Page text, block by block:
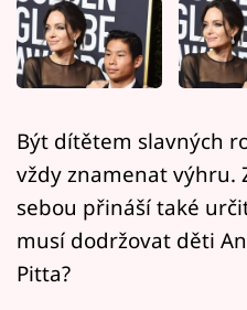
Mámy sobě
Sledujte nás
Být dítětem slavných
vždy znamenat výhru.
sebou přináší také
musí dodržovat děti
Pitta?